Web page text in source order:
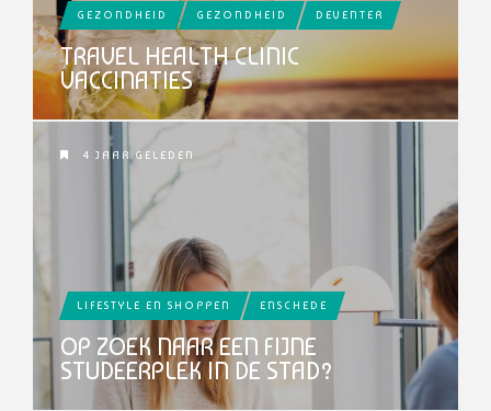
GEZONDHEID GEZONDHEID DEVENTER
TRAVEL HEALTH CLINIC
VACCINATIES
4 JAAR GELEDEN
LIFESTYLE EN SHOPPEN ENSCHEDE
OP ZOEK NAAR EEN FIJNE
STUDEERPLEK IN DE STAD?